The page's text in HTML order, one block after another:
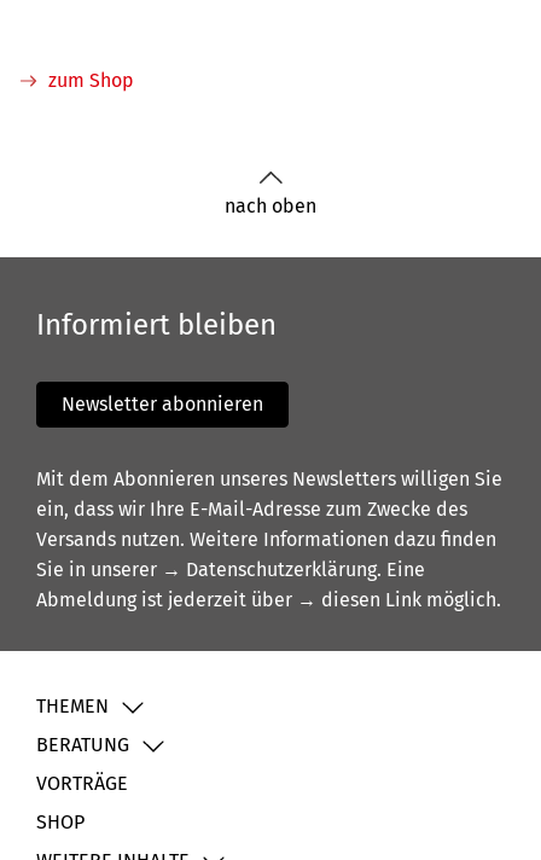
zum Shop
nach oben
Informiert bleiben
Newsletter abonnieren
Mit dem Abonnieren unseres Newsletters willigen Sie
ein, dass wir Ihre E-Mail-Adresse zum Zwecke des
Versands nutzen. Weitere Informationen dazu finden
Sie in unserer → Datenschutzerklärung. Eine
Abmeldung ist jederzeit über → diesen Link möglich.
THEMEN
BERATUNG
VORTRÄGE
SHOP